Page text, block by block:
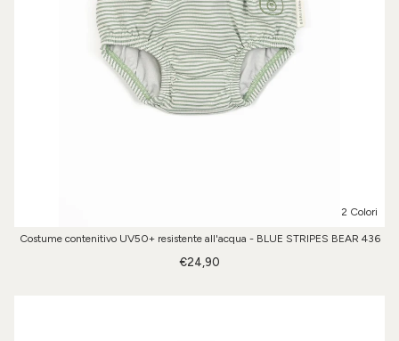
2 Colori
Costume contenitivo UV50+ resistente all'acqua - BLUE STRIPES BEAR 436
€24,90